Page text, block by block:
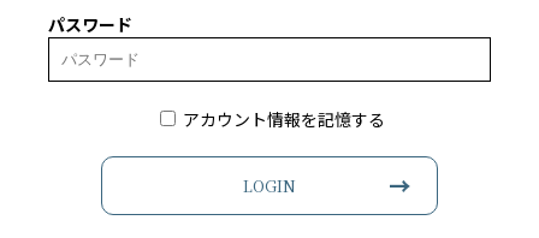
パスワード
アカウント情報を記憶する
LOGIN